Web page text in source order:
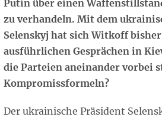
Putin über einen
zu verhandeln. Mit dem
Selenskyj hat sich Witkoff
ausführlichen Gesprächen in
die Parteien aneinander vorbei
Kompromissformeln?
Der ukrainische Präsident